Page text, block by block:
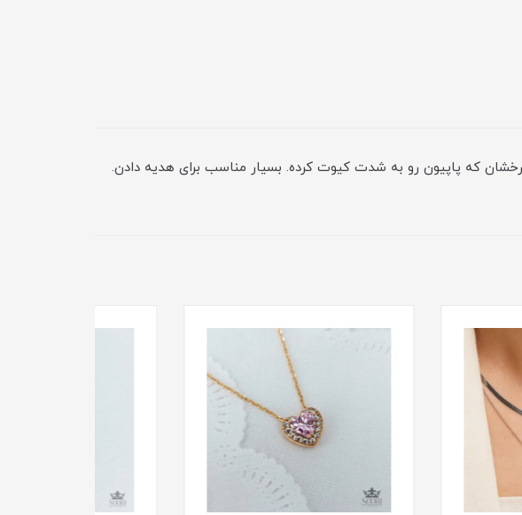
دارای نگینهای بسیار زیبا و درخشان که پاپیون رو به شدت کیوت کرده. بسیار مناسب برای هدیه دادن.